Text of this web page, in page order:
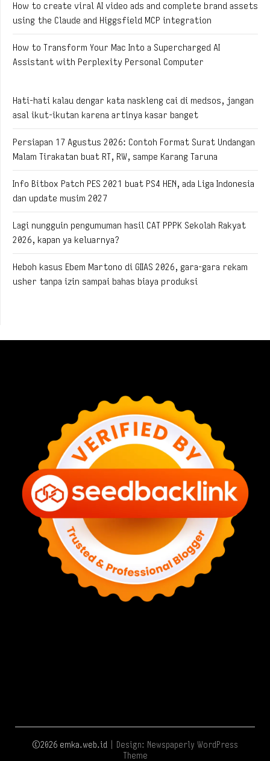
How to create viral AI video ads and complete brand assets
using the Claude and Higgsfield MCP integration
How to Transform Your Mac Into a Supercharged AI
Assistant with Perplexity Personal Computer
Hati-hati kalau dengar kata naskleng cai di medsos, jangan
asal ikut-ikutan karena artinya kasar banget
Persiapan 17 Agustus 2026: Contoh Format Surat Undangan
Malam Tirakatan buat RT, RW, sampe Karang Taruna
Info Bitbox Patch PES 2021 buat PS4 HEN, ada Liga Indonesia
dan update musim 2027
Lagi nungguin pengumuman hasil CAT PPPK Sekolah Rakyat
2026, kapan ya keluarnya?
Heboh kasus Ebem Martono di GIIAS 2026, gara-gara rekam
usher tanpa izin sampai bahas biaya produksi
©2026 emka.web.id | Design: Newspaperly WordPress
Theme